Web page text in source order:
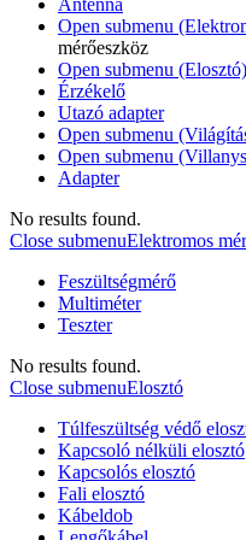
Antenna
Open submenu
mérőeszköz
Open submenu (Elosztó)
Érzékelő
Utazó adapter
Open submenu
Open submenu
Adapter
No results found.
Close submenuElektromos
Feszültségmérő
Multiméter
Teszter
No results found.
Close submenuElosztó
Túlfeszültség védő
Kapcsoló nélküli elosztó
Kapcsolós elosztó
Fali elosztó
Kábeldob